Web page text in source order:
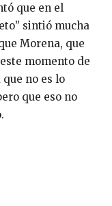
que en el
sintió mucha
Morena, que
momento de
no es lo
que eso no